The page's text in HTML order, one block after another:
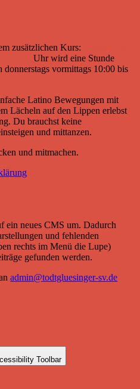
zusätzlichen Kurs:
Uhr wird eine Stunde
vormittags 10:00 bis
Latino Bewegungen mit
Lächeln auf den Lippen erlebst
Du brauchst keine
und mittanzen.
und mitmachen.
ein neues CMS um. Dadurch
und fehlenden
rechts im Menü die Lupe)
gefunden werden.
admin@todtgluesinger-sv.de
Toolbar